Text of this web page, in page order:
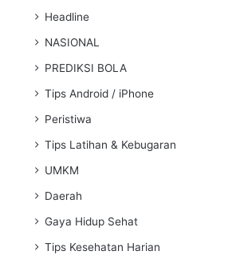
Headline
NASIONAL
PREDIKSI BOLA
Tips Android / iPhone
Peristiwa
Tips Latihan & Kebugaran
UMKM
Daerah
Gaya Hidup Sehat
Tips Kesehatan Harian